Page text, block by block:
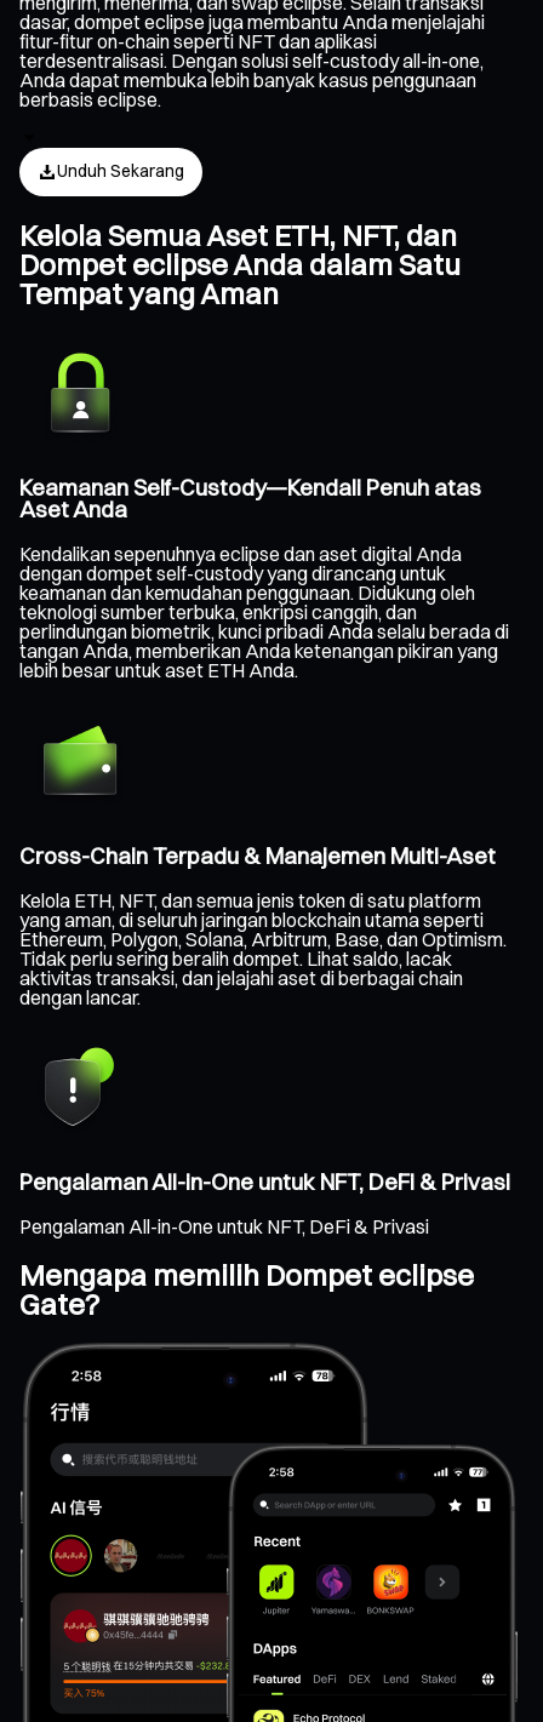
dasar, dompet eclipse juga membantu Anda menjelajahi
fitur-fitur on-chain seperti NFT dan aplikasi
terdesentralisasi. Dengan solusi self-custody all-in-one,
Anda dapat membuka lebih banyak kasus penggunaan
berbasis eclipse.
Unduh Sekarang
Kelola Semua Aset ETH, NFT, dan
Dompet eclipse Anda dalam Satu
Tempat yang Aman
Keamanan Self-Custody—Kendali Penuh atas
Aset Anda
Kendalikan sepenuhnya eclipse dan aset digital Anda
dengan dompet self-custody yang dirancang untuk
keamanan dan kemudahan penggunaan. Didukung oleh
teknologi sumber terbuka, enkripsi canggih, dan
perlindungan biometrik, kunci pribadi Anda selalu berada di
tangan Anda, memberikan Anda ketenangan pikiran yang
lebih besar untuk aset ETH Anda.
Cross-Chain Terpadu & Manajemen Multi-Aset
Kelola ETH, NFT, dan semua jenis token di satu platform
yang aman, di seluruh jaringan blockchain utama seperti
Ethereum, Polygon, Solana, Arbitrum, Base, dan Optimism.
Tidak perlu sering beralih dompet. Lihat saldo, lacak
aktivitas transaksi, dan jelajahi aset di berbagai chain
dengan lancar.
Pengalaman All-in-One untuk NFT, DeFi & Privasi
Pengalaman All-in-One untuk NFT, DeFi & Privasi
Mengapa memilih Dompet eclipse
Gate?